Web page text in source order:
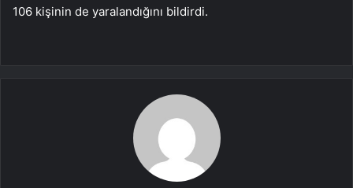
106 kişinin de yaralandığını bildirdi.